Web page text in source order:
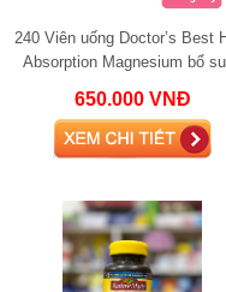
240 Viên uống Doctor’s Best
Absorption Magnesium bổ
650.000 VNĐ